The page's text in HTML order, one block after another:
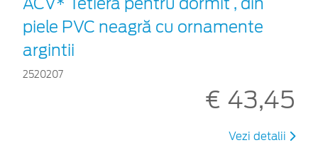
piele PVC neagră cu ornamente
argintii
2520207
€ 43,45
Vezi detalii